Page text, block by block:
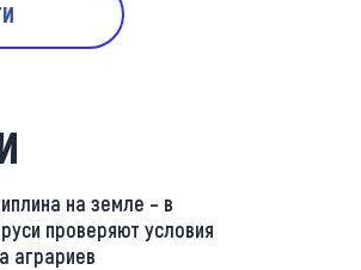
на земле – в
проверяют условия
аграриев